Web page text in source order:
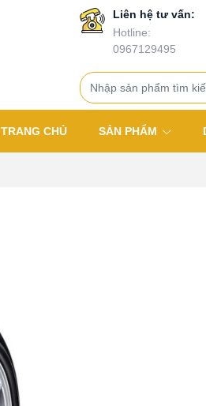
Liên hệ tư vấn:
Hotline:
0967129495
TRANG CHỦ SẢN PHẨM